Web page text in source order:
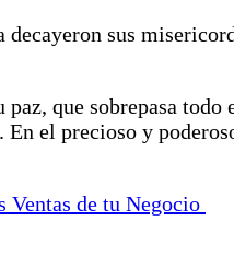
sus
que sobrepasa
el precioso y
Ventas de tu Negocio